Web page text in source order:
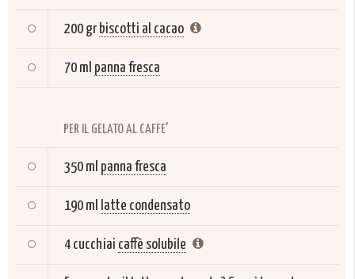
200 gr biscotti al cacao
70 ml panna fresca
PER IL GELATO AL CAFFE'
350 ml panna fresca
190 ml latte condensato
4 cucchiai caffè solubile